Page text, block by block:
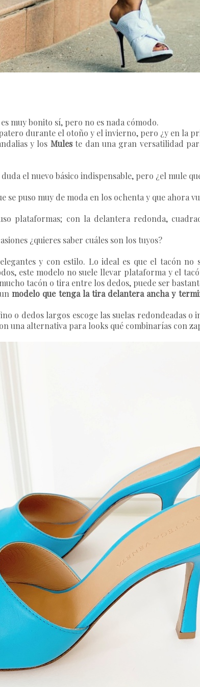
muy bonito sí, pero no es nada cómodo.
durante el otoño y el invierno, pero ¿y en la
y los Muleste dan una gran versatilidad
el nuevo básico indispensable, pero ¿el mule
se puso muy de moda en los ochenta y que ahora
plataformas; con la delantera redonda,
¿quieres saber cuáles son los tuyos?
y con estilo. Lo ideal es que el tacón no
este modelo no suele llevar plataforma y el
tacón o tira entre los dedos, puede ser
unmodelo que tenga la tira delantera ancha y
o dedos largos escoge las suelas redondeadas o
una alternativa para looks qué combinarías con